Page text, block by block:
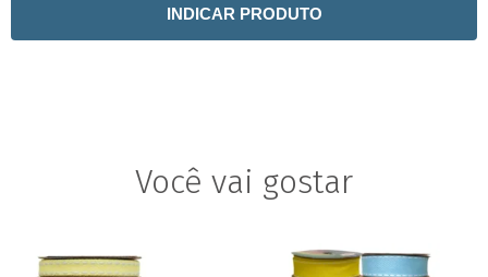
INDICAR PRODUTO